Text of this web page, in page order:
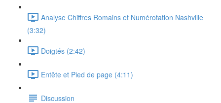
Analyse Chiffres Romains et Numérotation Nashville
(3:32)
Doigtés (2:42)
Entête et Pied de page (4:11)
Discussion